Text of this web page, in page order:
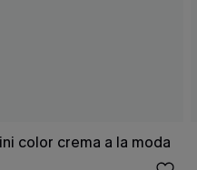
color crema a la moda